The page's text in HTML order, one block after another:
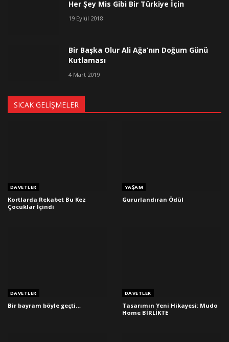
Her Şey Mis Gibi Bir Türkiye İçin
19 Eylül 2018
Bir Başka Olur Ali Ağa’nın Doğum Günü
Kutlaması
4 Mart 2019
SICAK GELIŞMELER
DAVETLER
Kortlarda Rekabet Bu Kez
Çocuklar İçindi
YAŞAM
Gururlandıran Ödül
DAVETLER
Bir bayram böyle geçti…
DAVETLER
Tasarımın Yeni Hikayesi: Mudo
Home BİRLİKTE